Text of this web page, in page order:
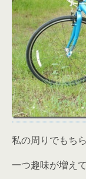
私の周りでもち
一つ趣味が増え